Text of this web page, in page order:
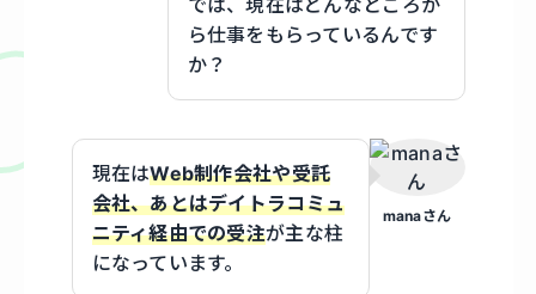
ら仕事をもらっているんです
か？
manaさん
現在はWeb制作会社や受託
会社、あとはデイトラコミュ
ニティ経由での受注が主な柱
になっています。